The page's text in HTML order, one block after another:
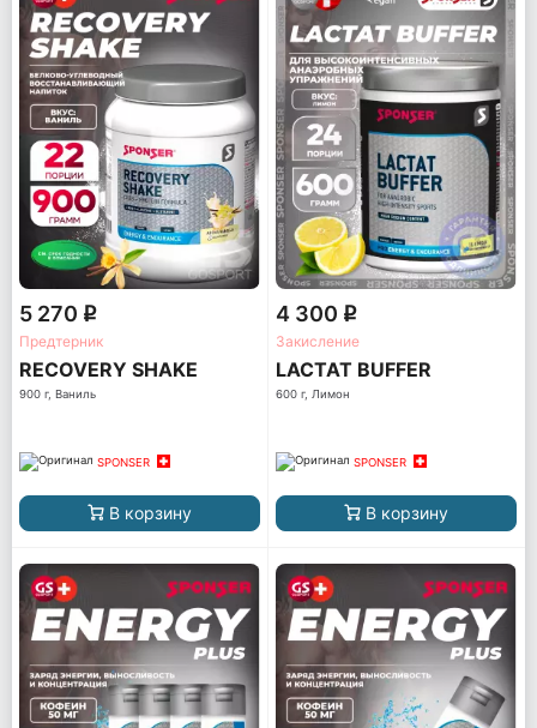
5 270 q
Предтерник
RECOVERY SHAKE
900 г, Ваниль
SPONSER
В корзину
4 300 q
Закисление
LACTAT BUFFER
600 г, Лимон
SPONSER
В корзину